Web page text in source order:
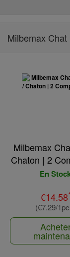
Milbemax Chat
Milbemax
Chaton | 2
En
€14.58*
(€7.29/